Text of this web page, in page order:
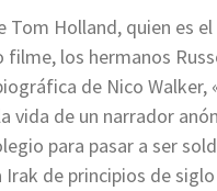
Tom Holland, quien es
filme, los hermanos
de Nico Walker,
vida de un narrador
para pasar a ser
Irak de principios de siglo